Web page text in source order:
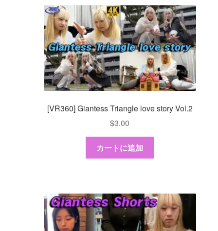
[VR360] Giantess Triangle love story Vol.2
$3.00
カートに追加